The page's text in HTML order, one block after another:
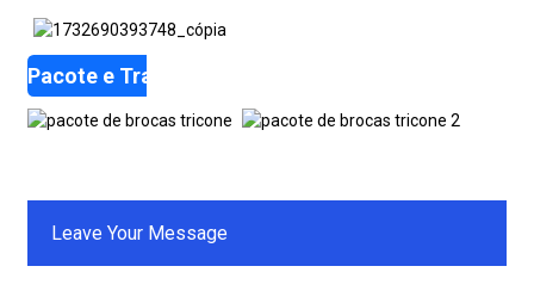
Pacote e Transporte
Leave Your Message